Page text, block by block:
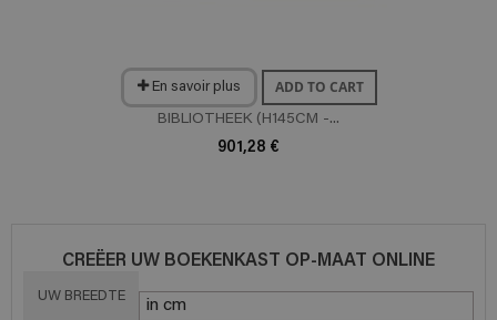
En savoir plus ADD TO CART
BIBLIOTHEEK (H145CM -...
901,28 €
CREËER UW BOEKENKAST OP-MAAT ONLINE
UW BREEDTE